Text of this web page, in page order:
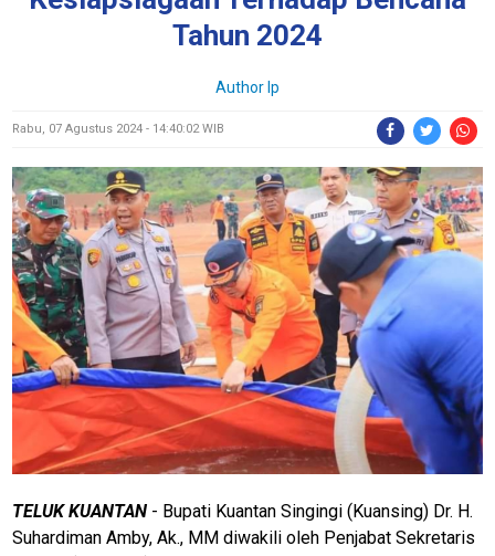
Tahun 2024
Author Ip
Rabu, 07 Agustus 2024 - 14:40:02 WIB
TELUK KUANTAN - Bupati Kuantan Singingi (Kuansing) Dr. H.
Suhardiman Amby, Ak., MM diwakili oleh Penjabat Sekretaris